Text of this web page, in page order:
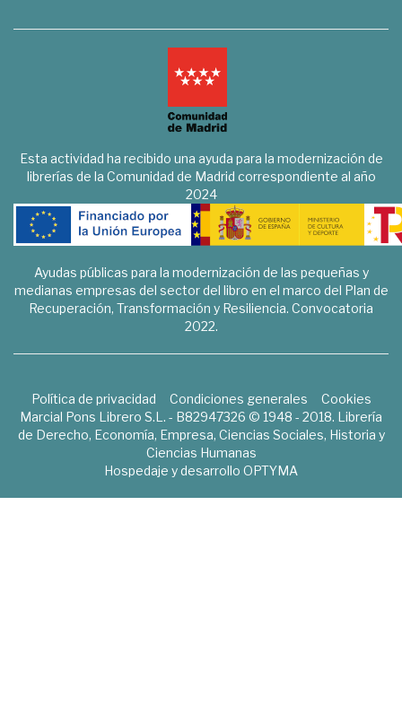
Esta actividad ha recibido una ayuda para la modernización de
librerías de la Comunidad de Madrid correspondiente al año
2024
Ayudas públicas para la modernización de las pequeñas y
medianas empresas del sector del libro en el marco del Plan de
Recuperación, Transformación y Resiliencia. Convocatoria
2022.
Política de privacidad Condiciones generales
Cookies
Marcial Pons Librero S.L. - B82947326 © 1948 - 2018. Librería
de Derecho, Economía, Empresa, Ciencias Sociales, Historia y
Ciencias Humanas
Hospedaje y desarrollo OPTYMA